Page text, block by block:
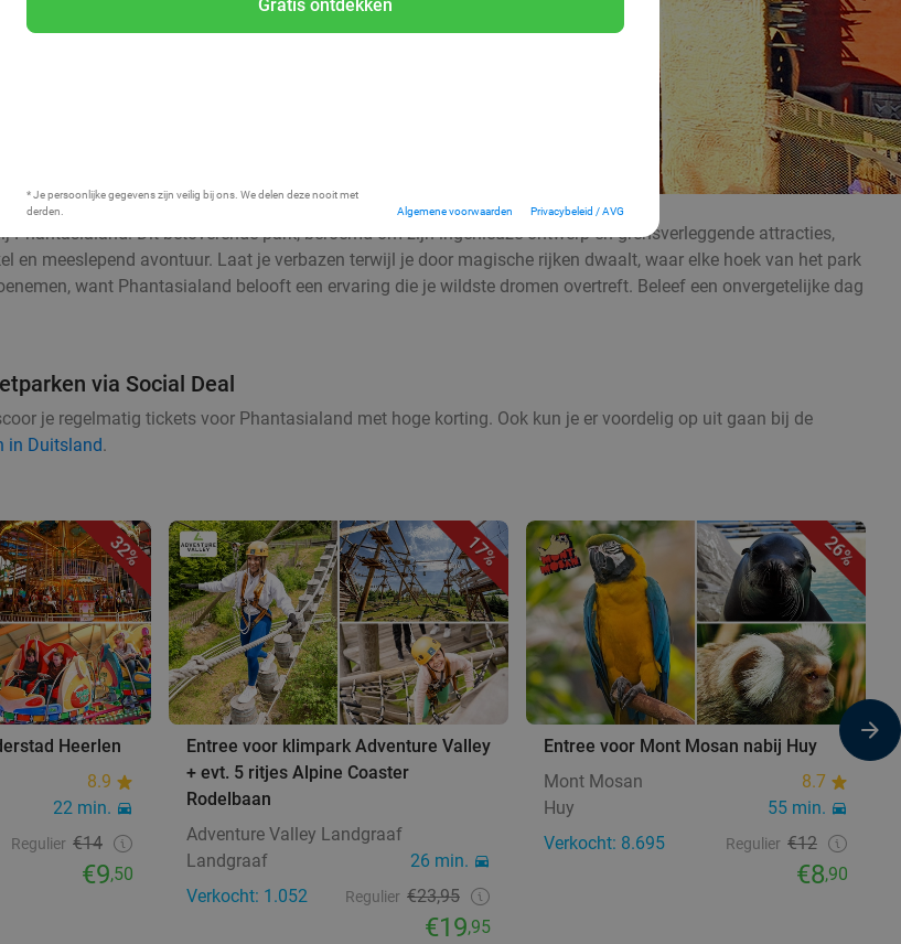
Gratis ontdekken
* Je persoonlijke gegevens zijn veilig bij ons. We delen deze nooit met
derden.
Algemene voorwaarden Privacybeleid / AVG
Phantasialand. Dit betoverende park, beroemd om zijn ingenieuze ontwerp en grensverleggende attracties,
en meeslepend avontuur. Laat je verbazen terwijl je door magische rijken dwaalt, waar elke hoek van het park
want Phantasialand belooft een ervaring die je wildste dromen overtreft. Beleef een onvergetelijke dag
via Social Deal
je regelmatig tickets voor Phantasialand met hoge korting. Ook kun je er voordelig op uit gaan bij de
in Duitsland.
32%
Heerlen
8.9
22 min.
Regulier €14
€9,50
17%
Entree voor klimpark Adventure Valley
+ evt. 5 ritjes Alpine Coaster
Rodelbaan
Adventure Valley Landgraaf
Landgraaf
26 min.
Verkocht: 1.052
Regulier €23,95
€19,95
26%
Entree voor Mont Mosan nabij Huy
Mont Mosan
8.7
Huy
55 min.
Verkocht: 8.695
Regulier €12
€8,90